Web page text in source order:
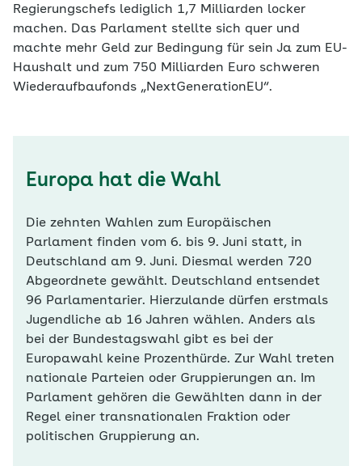
Regierungschefs lediglich 1,7 Milliarden locker
machen. Das Parlament stellte sich quer und
machte mehr Geld zur Bedingung für sein Ja zum EU-
Haushalt und zum 750 Milliarden Euro schweren
Wiederaufbaufonds „NextGenerationEU“.
Europa hat die Wahl
Die zehnten Wahlen zum Europäischen
Parlament finden vom 6. bis 9. Juni statt, in
Deutschland am 9. Juni. Diesmal werden 720
Abgeordnete gewählt. Deutschland entsendet
96 Parlamentarier. Hierzulande dürfen erstmals
Jugendliche ab 16 Jahren wählen. Anders als
bei der Bundestagswahl gibt es bei der
Europawahl keine Prozenthürde. Zur Wahl treten
nationale Parteien oder Gruppierungen an. Im
Parlament gehören die Gewählten dann in der
Regel einer transnationalen Fraktion oder
politischen Gruppierung an.